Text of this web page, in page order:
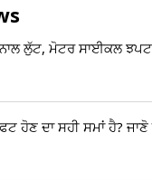
ਲੁੱਟ, ਮੋਟਰ ਸਾਈਕਲ
ਹੋਣ ਦਾ ਸਹੀ ਸਮਾਂ ਹੈ?